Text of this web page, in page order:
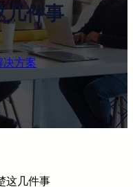
几件事
决方案
这几件事